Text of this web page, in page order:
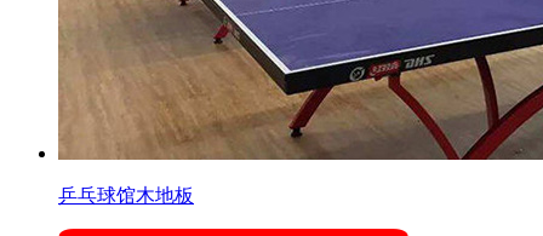
乒乓球馆木地板